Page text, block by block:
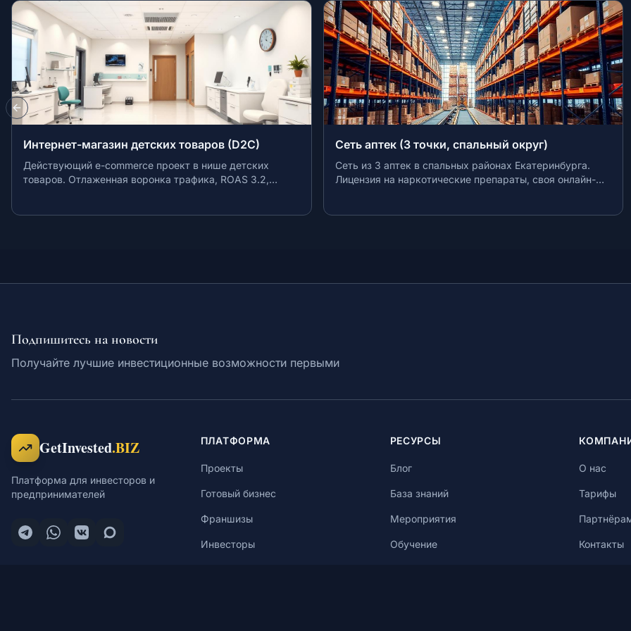
(D2C)
в нише детских
ROAS 3.2,
Сеть аптек (3 точки, спальный округ)
Сеть из 3 аптек в спальных районах Екатеринбурга.
Лицензия на наркотические препараты, своя онлайн-
Региональная сеть кофеен (3
Действующая сеть кофеен
городов-миллионников ЦФО. 3
поставщики. Объект публично
Previous slide
Подпишитесь на новости
Получайте лучшие инвестиционные возможности первыми
GetInvested.BIZ
Платформа для инвесторов и
предпринимателей
ПЛАТФОРМА
Проекты
Готовый бизнес
Франшизы
Инвесторы
РЕСУРСЫ
Блог
База знаний
Мероприятия
Обучение
О нас
Тарифы
Контакты